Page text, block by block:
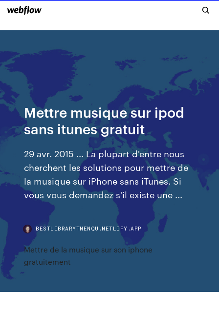
Mettre musique sur ipod
sans itunes gratuit
29 avr. 2015 ... La plupart d'entre nous
cherchent les solutions pour mettre de
la musique sur iPhone sans iTunes. Si
vous vous demandez s'il existe une ...
BESTLIBRARYTNENQU.NETLIFY.APP
Mettre de la musique sur son iphone
gratuitement